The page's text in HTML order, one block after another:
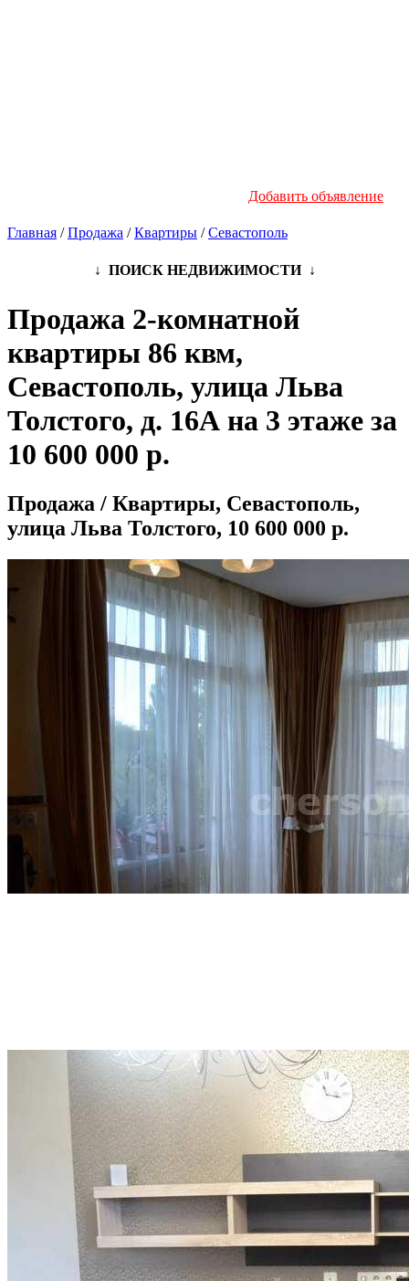
Добавить объявление
Главная /Продажа /Квартиры /Севастополь
↓ ПОИСК НЕДВИЖИМОСТИ ↓
Продажа 2-комнатной
квартиры 86 квм,
Севастополь, улица Льва
Толстого, д. 16А на 3 этаже за
10 600 000 р.
Продажа / Квартиры, Севастополь,
улица Льва Толстого, 10 600 000 р.